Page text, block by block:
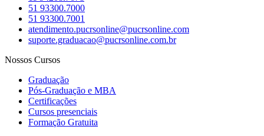
51 93300.7000
51 93300.7001
atendimento.pucrsonline@pucrsonline.com
suporte.graduacao@pucrsonline.com.br
Nossos Cursos
Graduação
Pós-Graduação e MBA
Certificações
Cursos presenciais
Formação Gratuita